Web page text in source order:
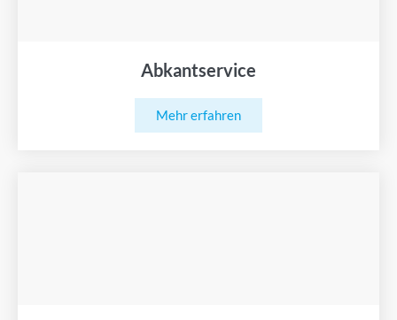
Abkantservice
Mehr erfahren